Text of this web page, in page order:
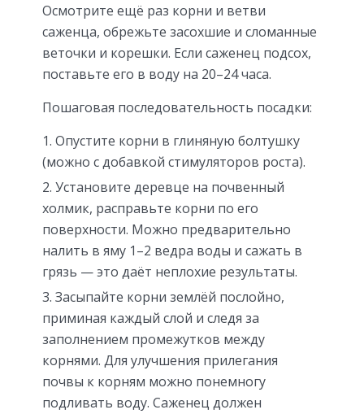
Осмотрите ещё раз корни и ветви
саженца, обрежьте засохшие и сломанные
веточки и корешки. Если саженец подсох,
поставьте его в воду на 20–24 часа.
Пошаговая последовательность посадки:
Опустите корни в глиняную болтушку
(можно с добавкой стимуляторов роста).
Установите деревце на почвенный
холмик, расправьте корни по его
поверхности. Можно предварительно
налить в яму 1–2 ведра воды и сажать в
грязь — это даёт неплохие результаты.
Засыпайте корни землёй послойно,
приминая каждый слой и следя за
заполнением промежутков между
корнями. Для улучшения прилегания
почвы к корням можно понемногу
подливать воду. Саженец должен